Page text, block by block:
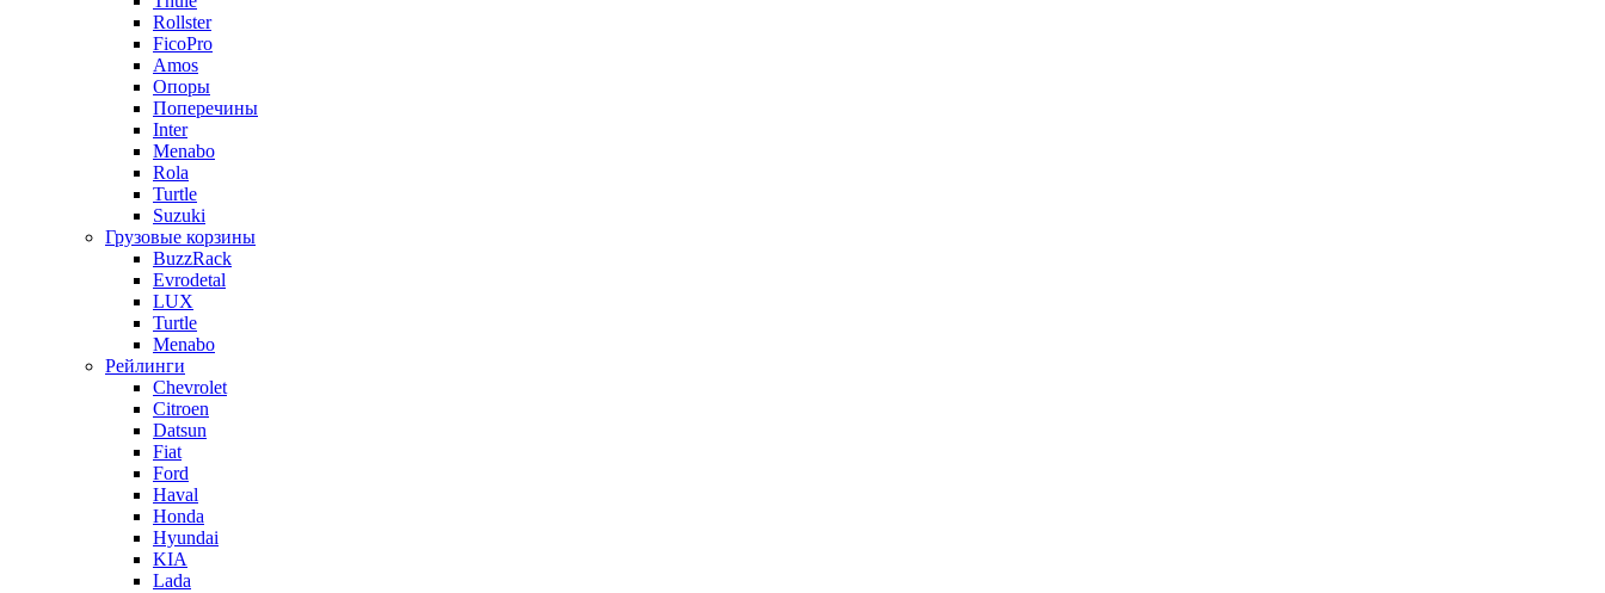
Rollster
FicoPro
Amos
Опоры
Поперечины
Inter
Menabo
Rola
Turtle
Suzuki
Грузовые корзины
BuzzRack
Evrodetal
LUX
Turtle
Menabo
Рейлинги
Chevrolet
Citroen
Datsun
Fiat
Ford
Haval
Honda
Hyundai
KIA
Lada